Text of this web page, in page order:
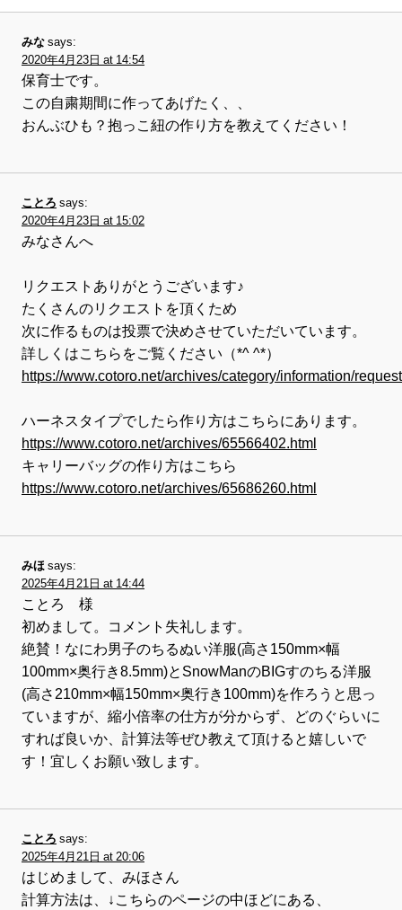
みな says:
2020年4月23日 at 14:54
保育士です。
この自粛期間に作ってあげたく、、
おんぶひも？抱っこ紐の作り方を教えてください！
ことろ says:
2020年4月23日 at 15:02
みなさんへ
リクエストありがとうございます♪
たくさんのリクエストを頂くため
次に作るものは投票で決めさせていただいています。
詳しくはこちらをご覧ください（*^ ^*）
https://www.cotoro.net/archives/category/information/request
ハーネスタイプでしたら作り方はこちらにあります。
https://www.cotoro.net/archives/65566402.html
キャリーバッグの作り方はこちら
https://www.cotoro.net/archives/65686260.html
みほ says:
2025年4月21日 at 14:44
ことろ 様
初めまして。コメント失礼します。
絶賛！なにわ男子のちるぬい洋服(高さ150mm×幅
100mm×奥行き8.5mm)とSnowManのBIGすのちる洋服
(高さ210mm×幅150mm×奥行き100mm)を作ろうと思っ
ていますが、縮小倍率の仕方が分からず、どのぐらいに
すれば良いか、計算法等ぜひ教えて頂けると嬉しいで
す！宜しくお願い致します。
ことろ says:
2025年4月21日 at 20:06
はじめまして、みほさん
計算方法は、↓こちらのページの中ほどにある、